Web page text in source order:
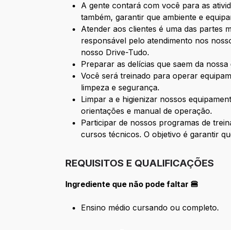
A gente contará com você para as
também, garantir que ambiente e
Atender aos clientes é uma das partes
responsável pelo atendimento nos
nosso Drive-Tudo.
Preparar as delícias que saem da
Você será treinado para operar
limpeza e segurança.
Limpar a e higienizar nossos
orientações e manual de operação.
Participar de nossos programas de
cursos técnicos. O objetivo é garantir
REQUISITOS E QUALIFICAÇÕES
Ingrediente que não pode faltar 🍔
Ensino médio cursando ou completo.